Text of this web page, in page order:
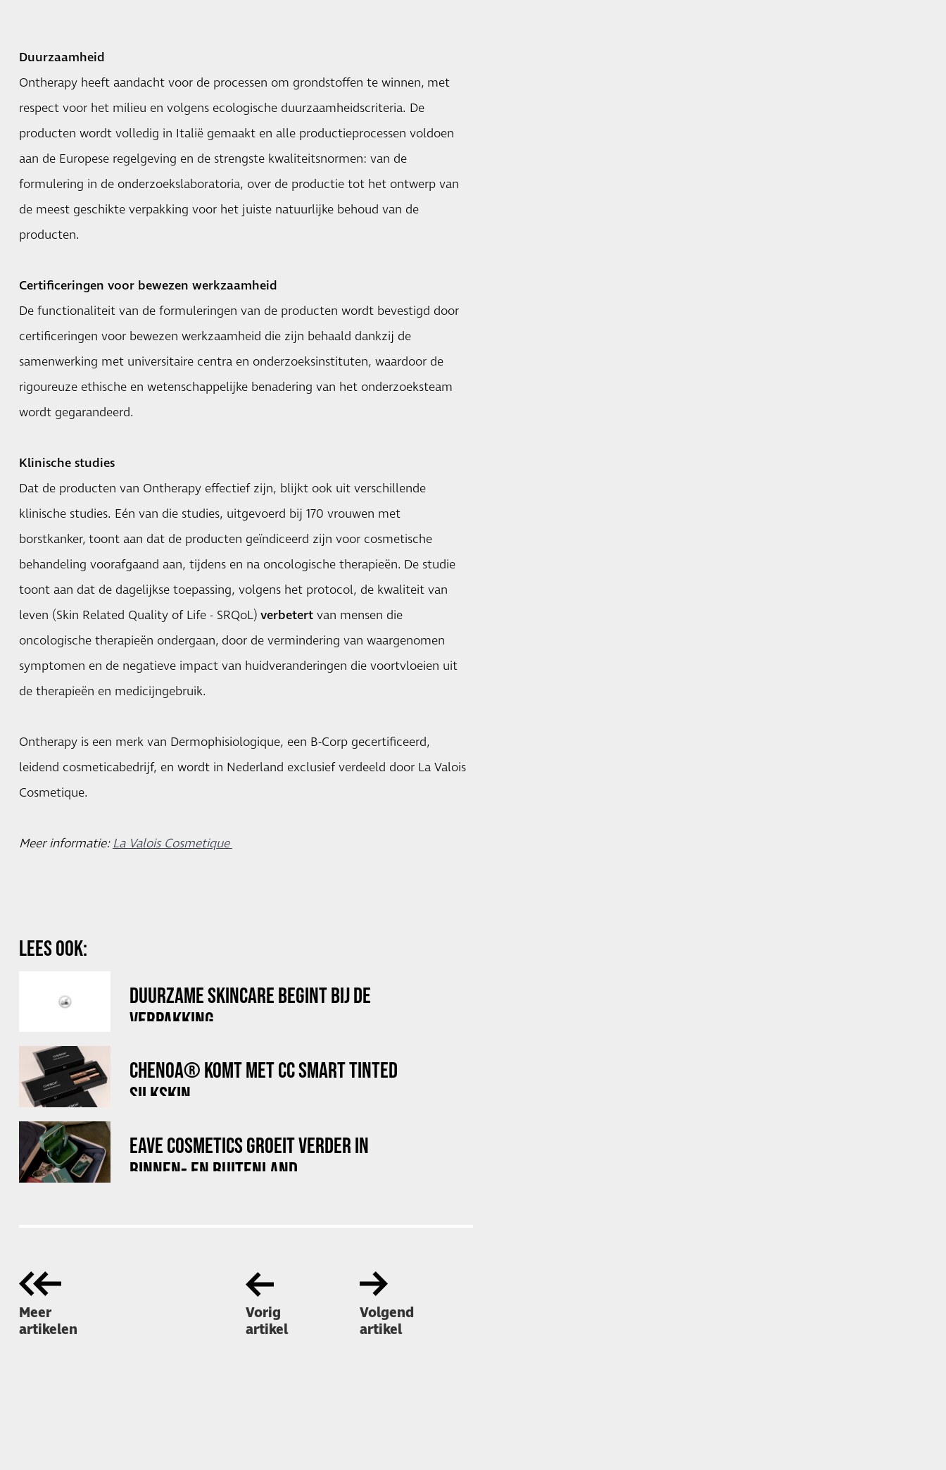
Duurzaamheid
Ontherapy heeft aandacht voor de processen om grondstoffen te winnen, met
respect voor het milieu en volgens ecologische duurzaamheidscriteria. De
producten wordt volledig in Italië gemaakt en alle productieprocessen voldoen
aan de Europese regelgeving en de strengste kwaliteitsnormen: van de
formulering in de onderzoekslaboratoria, over de productie tot het ontwerp van
de meest geschikte verpakking voor het juiste natuurlijke behoud van de
producten.
Certificeringen voor bewezen werkzaamheid
De functionaliteit van de formuleringen van de producten wordt bevestigd door
certificeringen voor bewezen werkzaamheid die zijn behaald dankzij de
samenwerking met universitaire centra en onderzoeksinstituten, waardoor de
rigoureuze ethische en wetenschappelijke benadering van het onderzoeksteam
wordt gegarandeerd.
Klinische studies
Dat de producten van Ontherapy effectief zijn, blijkt ook uit verschillende
klinische studies. Eén van die studies, uitgevoerd bij 170 vrouwen met
borstkanker, toont aan dat de producten geïndiceerd zijn voor cosmetische
behandeling voorafgaand aan, tijdens en na oncologische therapieën. De studie
toont aan dat de dagelijkse toepassing, volgens het protocol, de kwaliteit van
leven (Skin Related Quality of Life - SRQoL) verbetertvan mensen die
oncologische therapieën ondergaan, door de vermindering van waargenomen
symptomen en de negatieve impact van huidveranderingen die voortvloeien uit
de therapieën en medicijngebruik.
Ontherapy is een merk van Dermophisiologique, een B-Corp gecertificeerd,
leidend cosmeticabedrijf, en wordt in Nederland exclusief verdeeld door La Valois
Cosmetique.
Meer informatie:La Valois Cosmetique
LEES OOK:
DUURZAME SKINCARE BEGINT BIJ DE
VERPAKKING
CHENOA® KOMT MET CC SMART TINTED
SILKSKIN
EAVE COSMETICS GROEIT VERDER IN
BINNEN- EN BUITENLAND
Meer
artikelen
Vorig
artikel
Volgend
artikel